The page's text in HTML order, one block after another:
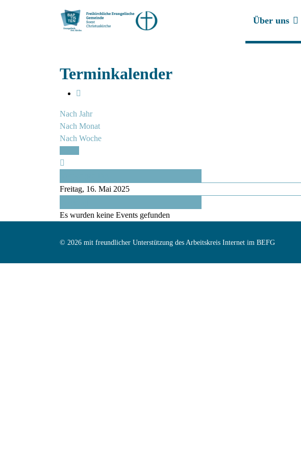
Über uns
Terminkalender
Nach Jahr
Nach Monat
Nach Woche
Freitag, 16. Mai 2025
Es wurden keine Events gefunden
© 2026 mit freundlicher Unterstützung des Arbeitskreis Internet im BEFG